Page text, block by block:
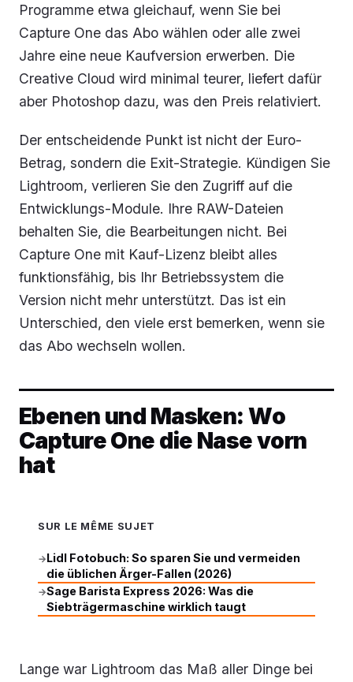
Programme etwa gleichauf, wenn Sie bei
Capture One das Abo wählen oder alle zwei
Jahre eine neue Kaufversion erwerben. Die
Creative Cloud wird minimal teurer, liefert dafür
aber Photoshop dazu, was den Preis relativiert.
Der entscheidende Punkt ist nicht der Euro-
Betrag, sondern die Exit-Strategie. Kündigen Sie
Lightroom, verlieren Sie den Zugriff auf die
Entwicklungs-Module. Ihre RAW-Dateien
behalten Sie, die Bearbeitungen nicht. Bei
Capture One mit Kauf-Lizenz bleibt alles
funktionsfähig, bis Ihr Betriebssystem die
Version nicht mehr unterstützt. Das ist ein
Unterschied, den viele erst bemerken, wenn sie
das Abo wechseln wollen.
Ebenen und Masken: Wo
Capture One die Nase vorn
hat
SUR LE MÊME SUJET
→Lidl Fotobuch: So sparen Sie und vermeiden
die üblichen Ärger-Fallen (2026)
→Sage Barista Express 2026: Was die
Siebträgermaschine wirklich taugt
Lange war Lightroom das Maß aller Dinge bei